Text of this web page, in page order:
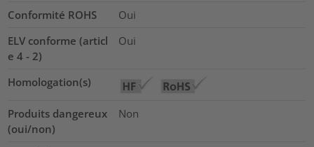
Conformité ROHS
Oui
ELV conforme (articl
e 4 - 2)
Oui
Homologation(s)
Produits dangereux
(oui/non)
Non